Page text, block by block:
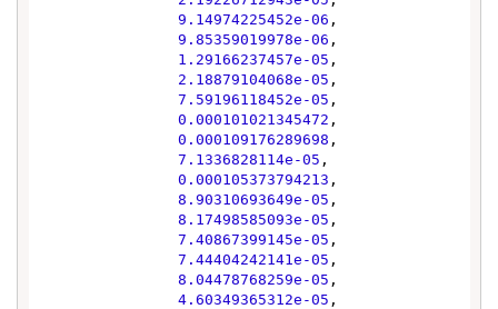
9.14974225452e-06 ,
9.85359019978e-06 ,
1.29166237457e-05 ,
2.18879104068e-05 ,
7.59196118452e-05 ,
0.000101021345472 ,
0.000109176289698 ,
7.1336828114e-05 ,
0.000105373794213 ,
8.90310693649e-05 ,
8.17498585093e-05 ,
7.40867399145e-05 ,
7.44404242141e-05 ,
8.04478768259e-05 ,
4.60349365312e-05 ,